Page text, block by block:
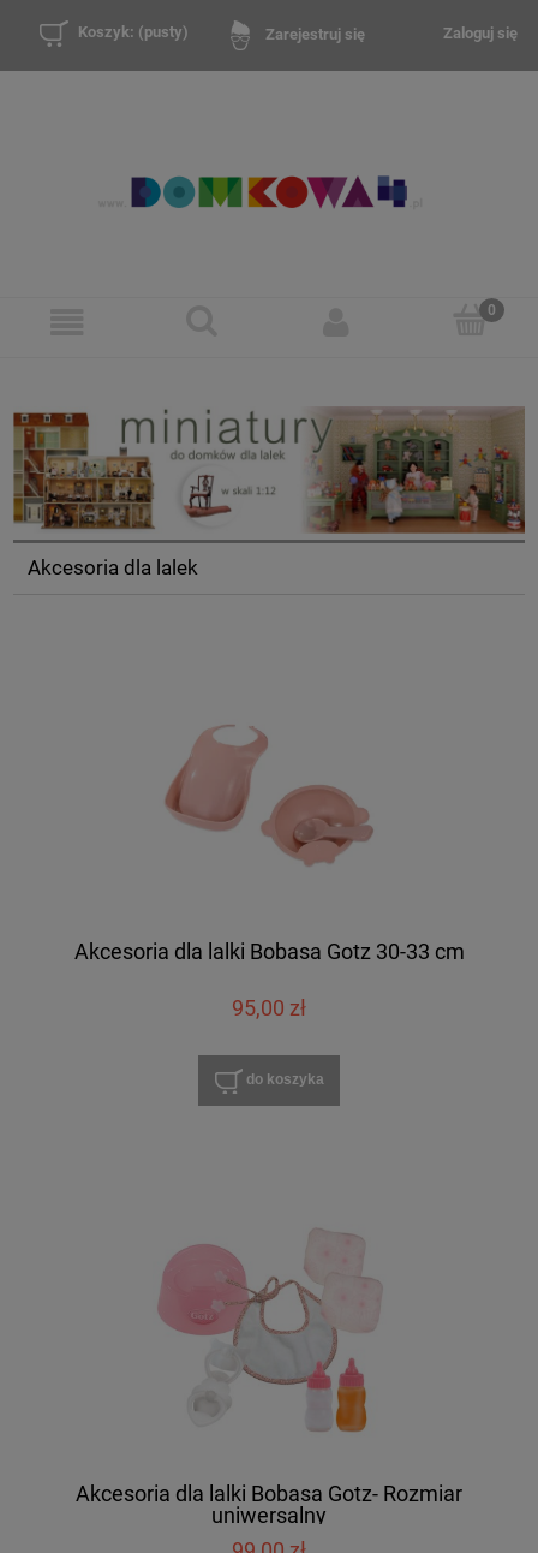
Zarejestruj się Zaloguj się
Koszyk: (pusty)
Akcesoria dla lalek
Akcesoria dla lalki Bobasa Gotz 30-33 cm
95,00 zł
do koszyka
Akcesoria dla lalki Bobasa Gotz- Rozmiar
uniwersalny